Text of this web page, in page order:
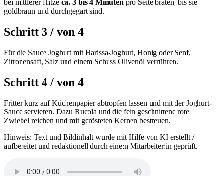
bei mittlerer Hitze ca. 3 bis 4 Minuten pro Seite braten, bis sie
goldbraun und durchgegart sind.
Schritt 3 / von 4
Für die Sauce Joghurt mit Harissa-Joghurt, Honig oder Senf,
Zitronensaft, Salz und einem Schuss Olivenöl verrühren.
Schritt 4 / von 4
Fritter kurz auf Küchenpapier abtropfen lassen und mit der Joghurt-
Sauce servieren. Dazu Rucola und die fein geschnittene rote
Zwiebel reichen und mit gerösteten Kernen bestreuen.
Hinweis: Text und Bildinhalt wurde mit Hilfe von KI erstellt /
aufbereitet und redaktionell durch eine:n Mitarbeiter:in geprüft.